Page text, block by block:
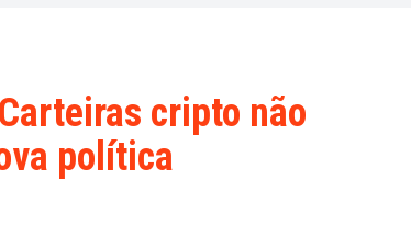
Notícias
Web3
Notícias
XRP
(XRP)
cripto não
política